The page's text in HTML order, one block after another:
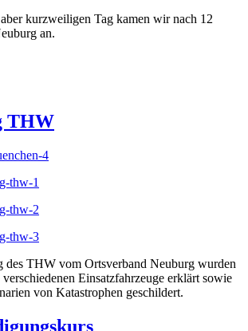
kurzweiligen Tag kamen wir nach 12
an.
THW
des THW vom Ortsverband Neuburg wurden
Einsatzfahrzeuge erklärt sowie
von Katastrophen geschildert.